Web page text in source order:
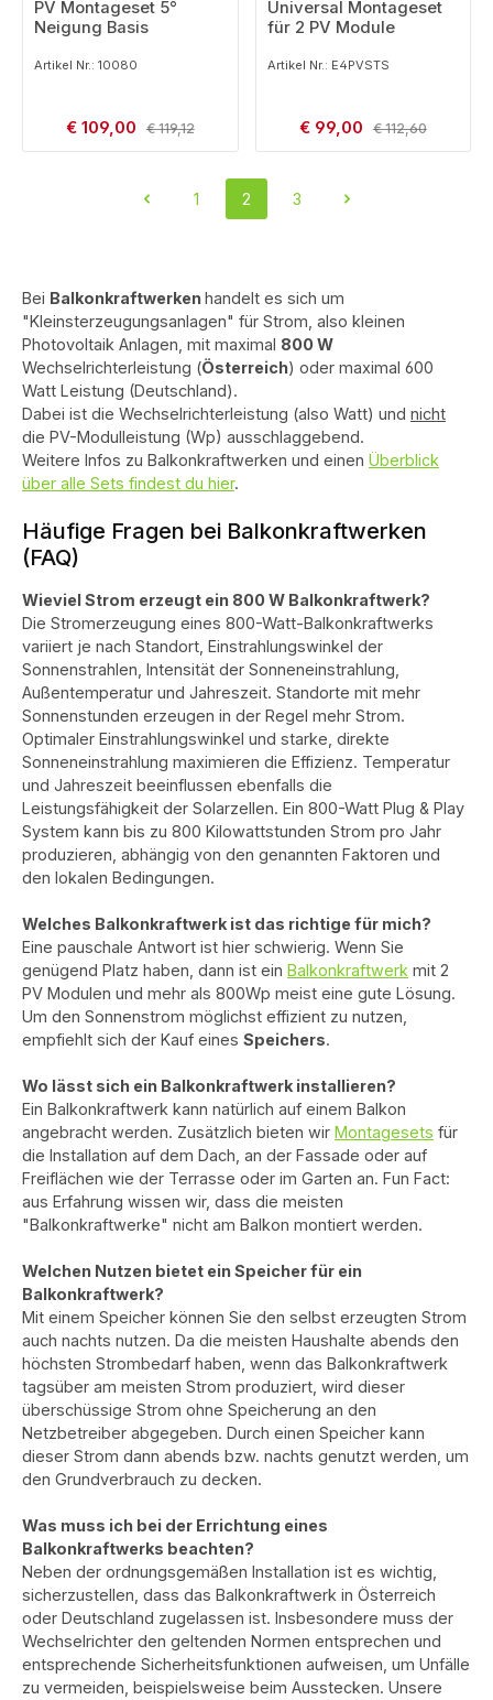
PV Montageset 5°
Neigung Basis
Artikel Nr.: 10080
Verkaufspreis:
€ 109,00 Regulärer Preis:
€ 119,12
Universal Montageset
für 2 PV Module
Artikel Nr.: E4PVSTS
Verkaufspreis:
€ 99,00 Regulärer Preis:
€ 112,60
Seite
1
Seite
2
Seite
3
Bei Balkonkraftwerkenhandelt es sich um
"Kleinsterzeugungsanlagen" für Strom, also kleinen
Photovoltaik Anlagen, mit maximal 800 W
Wechselrichterleistung (Österreich) oder maximal 600
Watt Leistung (Deutschland).
Dabei ist die Wechselrichterleistung (also Watt) und nicht
die PV-Modulleistung (Wp) ausschlaggebend.
Weitere Infos zu Balkonkraftwerken und einen Überblick
über alle Sets findest du hier.
Häufige Fragen bei Balkonkraftwerken
(FAQ)
Wieviel Strom erzeugt ein 800 W Balkonkraftwerk?
Die Stromerzeugung eines 800-Watt-Balkonkraftwerks
variiert je nach Standort, Einstrahlungswinkel der
Sonnenstrahlen, Intensität der Sonneneinstrahlung,
Außentemperatur und Jahreszeit. Standorte mit mehr
Sonnenstunden erzeugen in der Regel mehr Strom.
Optimaler Einstrahlungswinkel und starke, direkte
Sonneneinstrahlung maximieren die Effizienz. Temperatur
und Jahreszeit beeinflussen ebenfalls die
Leistungsfähigkeit der Solarzellen. Ein 800-Watt Plug & Play
System kann bis zu 800 Kilowattstunden Strom pro Jahr
produzieren, abhängig von den genannten Faktoren und
den lokalen Bedingungen.
Welches Balkonkraftwerk ist das richtige für mich?
Eine pauschale Antwort ist hier schwierig. Wenn Sie
genügend Platz haben, dann ist ein Balkonkraftwerk mit 2
PV Modulen und mehr als 800Wp meist eine gute Lösung.
Um den Sonnenstrom möglichst effizient zu nutzen,
empfiehlt sich der Kauf eines Speichers.
Wo lässt sich ein Balkonkraftwerk installieren?
Ein Balkonkraftwerk kann natürlich auf einem Balkon
angebracht werden. Zusätzlich bieten wir Montagesets für
die Installation auf dem Dach, an der Fassade oder auf
Freiflächen wie der Terrasse oder im Garten an. Fun Fact:
aus Erfahrung wissen wir, dass die meisten
"Balkonkraftwerke" nicht am Balkon montiert werden.
Welchen Nutzen bietet ein Speicher für ein
Balkonkraftwerk?
Mit einem Speicher können Sie den selbst erzeugten Strom
auch nachts nutzen. Da die meisten Haushalte abends den
höchsten Strombedarf haben, wenn das Balkonkraftwerk
tagsüber am meisten Strom produziert, wird dieser
überschüssige Strom ohne Speicherung an den
Netzbetreiber abgegeben. Durch einen Speicher kann
dieser Strom dann abends bzw. nachts genutzt werden, um
den Grundverbrauch zu decken.
Was muss ich bei der Errichtung eines
Balkonkraftwerks beachten?
Neben der ordnungsgemäßen Installation ist es wichtig,
sicherzustellen, dass das Balkonkraftwerk in Österreich
oder Deutschland zugelassen ist. Insbesondere muss der
Wechselrichter den geltenden Normen entsprechen und
entsprechende Sicherheitsfunktionen aufweisen, um Unfälle
zu vermeiden, beispielsweise beim Ausstecken. Unsere